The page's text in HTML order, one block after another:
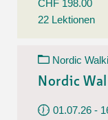
CHF 198.00
22 Lektionen
Nordic
Nordic
01.07.26 -